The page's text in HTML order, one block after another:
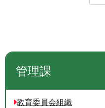
管理課
教育委員会組織